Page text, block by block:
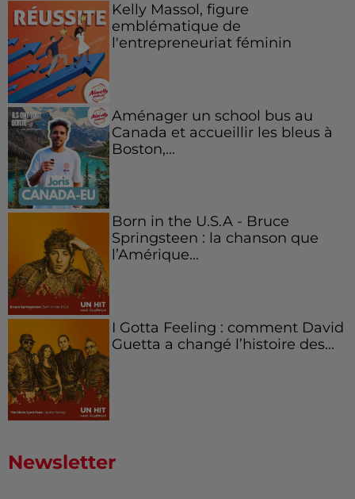
Kelly Massol, figure
emblématique de
l'entrepreneuriat féminin
Aménager un school bus au
Canada et accueillir les bleus à
Boston,...
Born in the U.S.A - Bruce
Springsteen : la chanson que
l’Amérique...
I Gotta Feeling : comment David
Guetta a changé l’histoire des...
Newsletter